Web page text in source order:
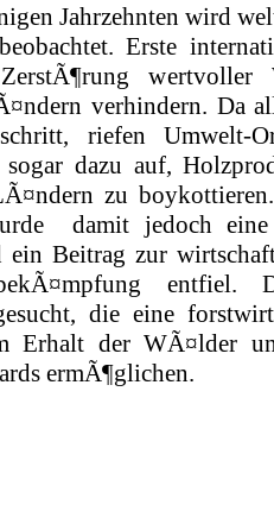
Jahrzehnten wird
Erste
wertvoller
verhindern. Da
riefen Umwelt-
sogar dazu auf,
zu
damit jedoch eine
ein Beitrag zur
entfiel.
die eine
Erhalt der WÃ¤lder
ermÃ¶glichen.